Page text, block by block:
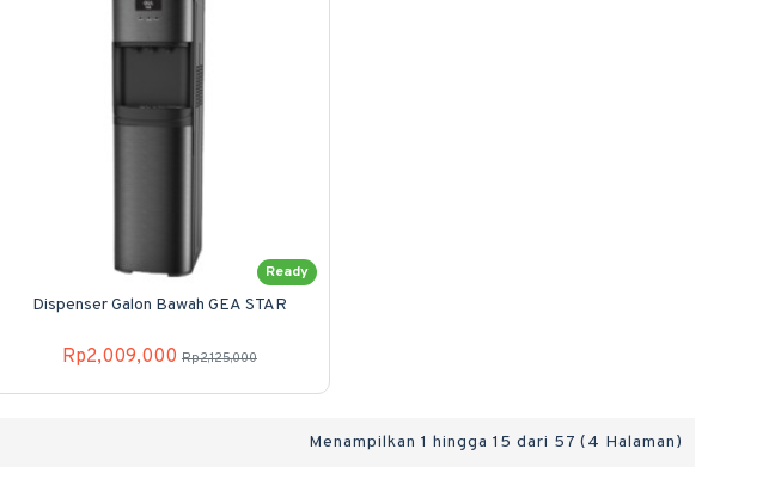
Ready
Dispenser Galon Bawah GEA STAR
Rp2,009,000 Rp2,125,000
Menampilkan 1 hingga 15 dari 57 (4 Halaman)